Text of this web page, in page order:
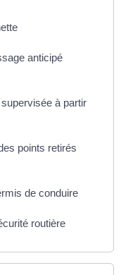
anticipé
à partir
points retirés
de conduire
routière